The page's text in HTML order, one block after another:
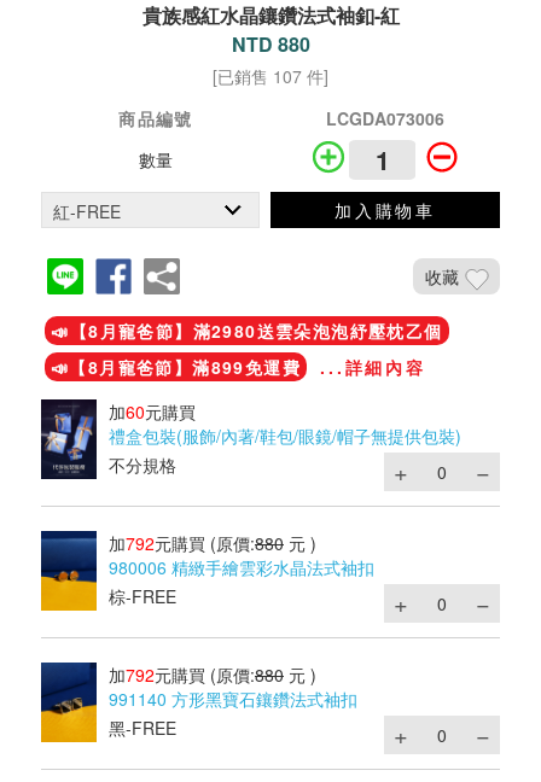
貴族感紅水晶鑲鑽法式袖釦-紅
NTD 880
[已銷售 107 件]
商品編號
LCGDA073006
數量
加入購物車
收藏
📣【8月寵爸節】滿2980送雲朵泡泡紓壓枕乙個
📣【8月寵爸節】滿899免運費
...詳細內容
加60元購買
禮盒包裝(服飾/內著/鞋包/眼鏡/帽子無提供包裝)
不分規格
加792元購買 (原價:880 元 )
980006 精緻手繪雲彩水晶法式袖扣
棕-FREE
加792元購買 (原價:880 元 )
991140 方形黑寶石鑲鑽法式袖扣
黑-FREE